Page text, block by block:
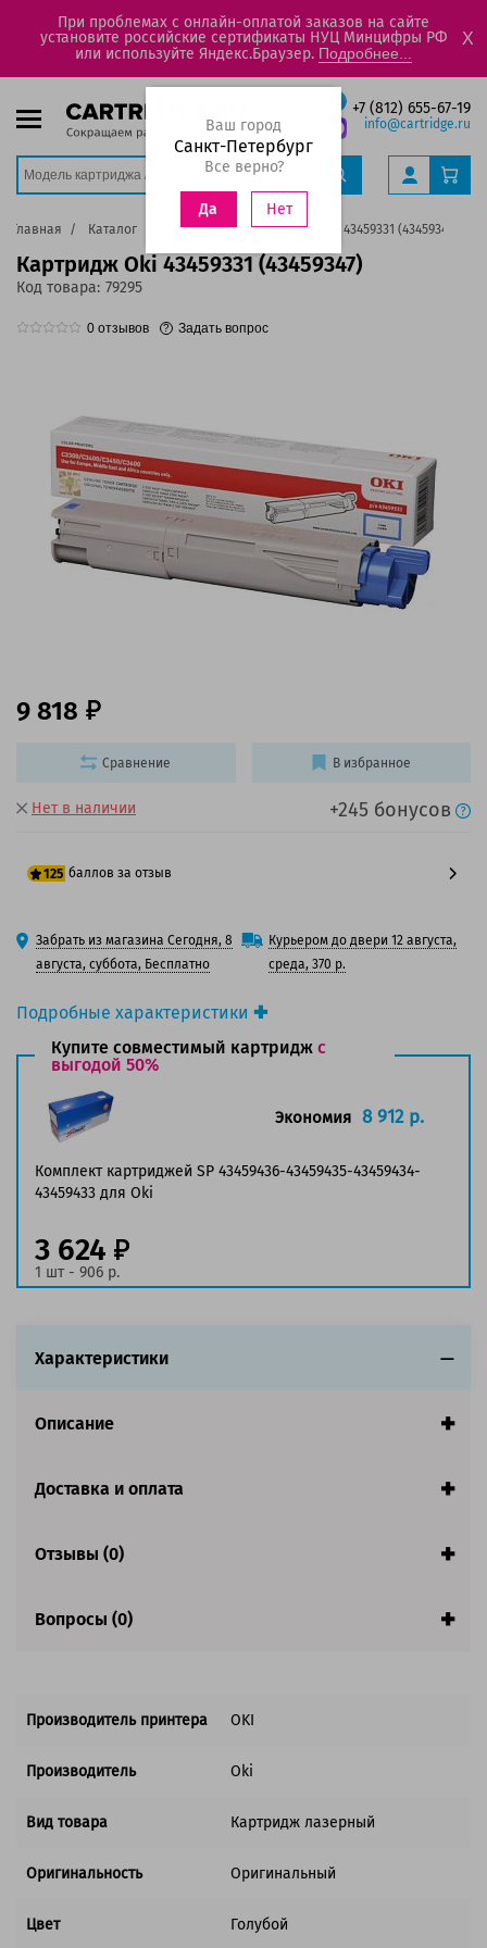
При проблемах с онлайн-оплатой заказов на сайте
установите российские сертификаты НУЦ Минцифры РФ
или используйте Яндекс.Браузер. Подробнее...
X
+7 (812) 655-67-19
info@cartridge.ru
Ваш город
Санкт-Петербург
Все верно?
Да Нет
Главная Каталог Картриджи Картридж Oki 43459331 (43459347)
Картридж Oki 43459331 (43459347)
Код товара: 79295
0 отзывов Задать вопрос
Подробные характеристики
Производитель принтера:OKI
Производитель:Oki
Вид товара:
Оригинальность:
Оригинальный
Цвет:Голубой
Ресурс:2 500 страниц формата А4 при 5%
заполнении страницы.
Совместим с аппаратами
Нет в наличии +245 бонусов
9 818
125 баллов за отзыв
100 баллов
125 баллов
Забрать из магазина Сегодня, 8
августа, суббота, Бесплатно
Курьером до двери 12 августа,
среда, 370 р.
Сравнение В избранное
Купите совместимый картридж с
выгодой 50%
Комплект картриджей SP 43459436-43459435-43459434-
43459433 для Oki
Экономия 8 912 р.
3 624
1 шт - 906 р.
Характеристики
Описание
Доставка и оплата
Отзывы (0)
Вопросы (0)
Производитель принтера OKI
Производитель Oki
Вид товара Картридж лазерный
Оригинальность Оригинальный
Цвет Голубой